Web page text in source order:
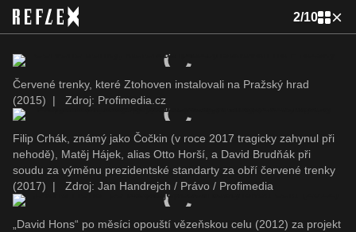
2/10
Červené trenky, které Ztohoven instalovali na Pražský hrad
(2015)
| Zdroj: Profimedia.cz
Filip Crhák, známý jako Čočkin (v roce 2017 tragicky zahynul při
nehodě), Matěj Hájek, alias Otto Horší, a David Brudňák při
soudu za výměnu prezidentské standarty za obří červené trenky
(2017)
| Zdroj: Jan Handrejch / Právo / Profimedia
„David Hons“ po měsíci opouští vězeňskou celu (2012) za projekt